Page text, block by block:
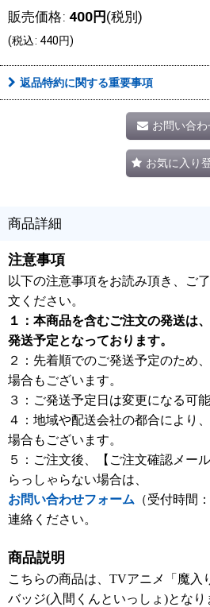
販売価格: 400円 (税別)
(税込: 440円)
返品特約に関する重要事項
お問い合わ
お気に入り
商品詳細
注意事項
以下の注意事項をお読み頂き、ご
文ください。
１：本商品を含むご注文の発送は、
発送予定となっております。
２：先着順でのご発送予定のため
場合もございます。
３：ご発送予定日は変更になる可
４：地域や配送会社の都合により
場合もございます。
５：ご注文後、【ご注文確認メー
らっしゃらない場合は、
お問い合わせフォーム （受付時間
連絡ください。
商品説明
こちらの商品は、TVアニメ「魔入
バッジ(入間くんといっしょ)となり